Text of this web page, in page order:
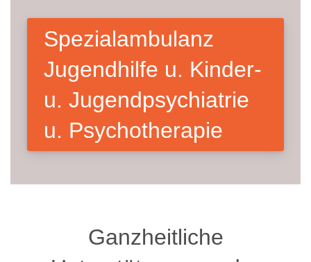
Spezial­ambulanz
Jugend­hilfe u. Kinder-
u. Jugend­psychia­trie
u. Psycho­therapie
Ganzheitliche